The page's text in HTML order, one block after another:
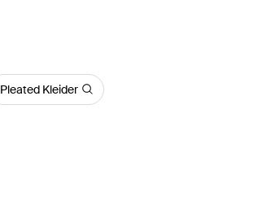
Pleated Kleider